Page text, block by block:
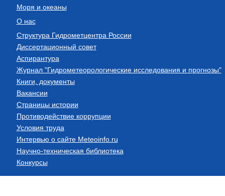
Моря и океаны
О нас
Структура Гидрометцентра России
Диссертационный совет
Аспирантура
Журнал "Гидрометеорологические исследования и прогнозы"
Книги, документы
Вакансии
Страницы истории
Противодействие коррупции
Условия труда
Интервью о сайте Meteoinfo.ru
Научно-техническая библиотека
Конкурсы